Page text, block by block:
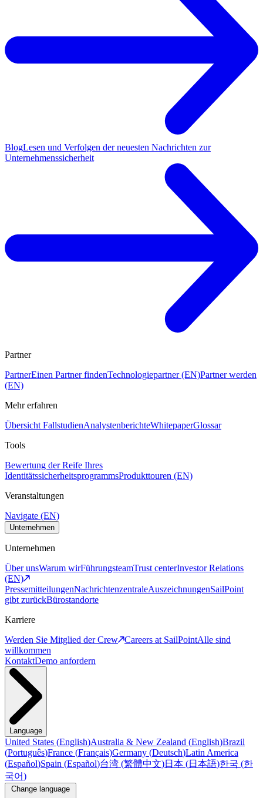
BlogLesen und Verfolgen der neuesten Nachrichten zur
Unternehmenssicherheit
Partner
PartnerEinen Partner findenTechnologiepartner (EN)Partner werden
(EN)
Mehr erfahren
Übersicht FallstudienAnalystenberichteWhitepaperGlossar
Tools
Bewertung der Reife Ihres
IdentitätssicherheitsprogrammsProdukttouren (EN)
Veranstaltungen
Navigate (EN)
Unternehmen
Unternehmen
Über unsWarum wirFührungsteamTrust centerInvestor Relations
(EN)
PressemitteilungenNachrichtenzentraleAuszeichnungenSailPoint
gibt zurückBürostandorte
Karriere
Werden Sie Mitglied der Crew
Careers at SailPointAlle sind
willkommen
KontaktDemo anfordern
Language
United States (English)Australia & New Zealand (English)Brazil
(Português)France (Français)Germany (Deutsch)Latin America
(Español)Spain (Español)台湾 (繁體中文)日本 (日本語)한국 (한
국어)
Change language